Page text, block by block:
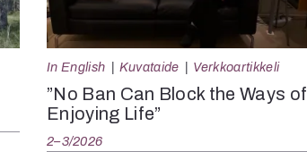
In English Kuvataide Verkkoartikkeli
”No Ban Can Block the Ways of
Enjoying Life”
2–3/2026